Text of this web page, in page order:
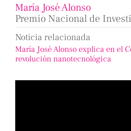
María José Alonso
Premio Nacional de
Noticia relacionada
María José Alonso explica en el
revolución nanotecnológica